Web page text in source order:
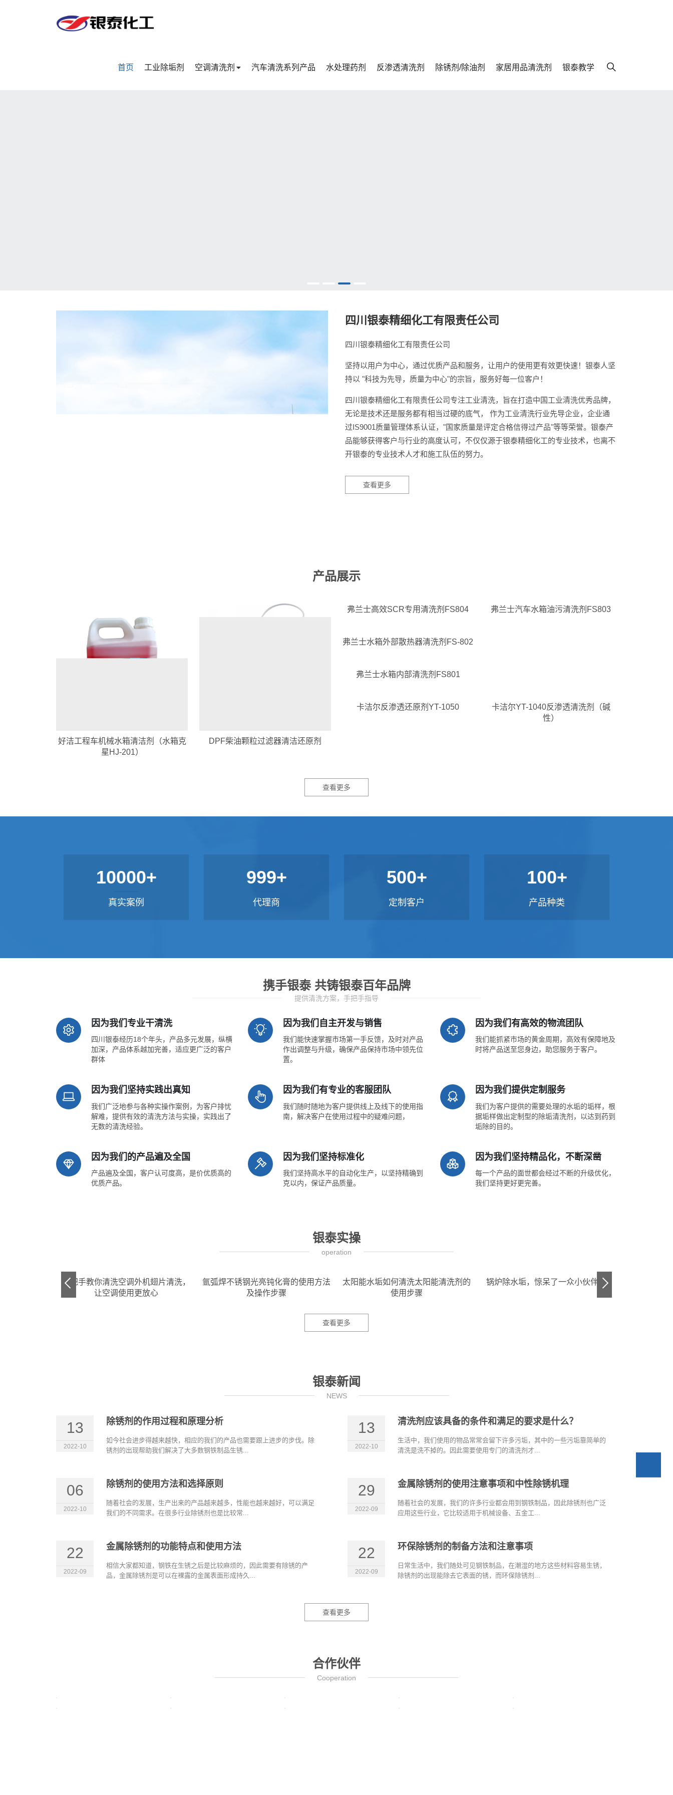
首页 工业除垢剂 空调清洗剂 汽车清洗系列产品 水处理药剂 反渗透清洗剂 除锈剂/除油剂 家居用品清洗剂 银泰教学
四川银泰精细化工有限责任公司
四川银泰精细化工有限责任公司
坚持以用户为中心，通过优质产品和服务，让用户的使用更有效更快速！银泰人坚
持以 "科技为先导，质量为中心"的宗旨，服务好每一位客户！
四川银泰精细化工有限责任公司专注工业清洗，旨在打造中国工业清洗优秀品牌，
无论是技术还是服务都有相当过硬的底气， 作为工业清洗行业先导企业，企业通
过IS9001质量管理体系认证，"国家质量是评定合格信得过产品"等等荣誉。银泰产
品能够获得客户与行业的高度认可，不仅仅源于银泰精细化工的专业技术，也离不
开银泰的专业技术人才和施工队伍的努力。
查看更多
产品展示
好洁工程车机械水箱清洁剂（水箱克
星HJ-201）
DPF柴油颗粒过滤器清洁还原剂
弗兰士高效SCR专用清洗剂FS804 弗兰士汽车水箱油污清洗剂FS803
弗兰士水箱外部散热器清洗剂FS-802
弗兰士水箱内部清洗剂FS801
卡洁尔反渗透还原剂YT-1050
卡洁尔YT-1040反渗透清洗剂（碱
性）
查看更多
10000+
真实案例
999+
代理商
500+
定制客户
100+
产品种类
携手银泰 共铸银泰百年品牌
提供清洗方案，手把手指导
因为我们专业干清洗
四川银泰经历18个年头，产品多元发展，纵横
加深，产品体系越加完善，适应更广泛的客户
群体
因为我们自主开发与销售
我们能快速掌握市场第一手反馈，及时对产品
作出调整与升级，确保产品保持市场中领先位
置。
因为我们有高效的物流团队
我们能抓紧市场的黄金周期，高效有保障地及
时将产品送至您身边，助您服务于客户。
因为我们坚持实践出真知
我们广泛地参与各种实操作案例，为客户排忧
解难，提供有效的清洗方法与实操，实践出了
无数的清洗经验。
因为我们有专业的客服团队
我们随时随地为客户提供线上及线下的使用指
南，解决客户在使用过程中的疑难问题，
因为我们提供定制服务
我们为客户提供的需要处理的水垢的垢样，根
据垢样做出定制型的除垢清洗剂，以达到药到
垢除的目的。
因为我们的产品遍及全国
产品遍及全国，客户认可度高，是价优质高的
优质产品。
因为我们坚持标准化
我们坚持高水平的自动化生产，以坚持精确到
克以内，保证产品质量。
因为我们坚持精品化，不断深凿
每一个产品的面世都会经过不断的升级优化，
我们坚持更好更完善。
银泰实操
operation
四川银泰板换清洗方法及价格 不锈钢
板式换热器
卡洁尔水垢清除剂使用方法,水垢清洗
剂如何操作
中央空调管道除垢效果实验冷却塔冷
凝器除垢清洗现场
家装地暖不热怎么办，解板地暖不热
外墙清洗不再愁，
查看更多
银泰新闻
NEWS
13
2022-10
除锈剂的作用过程和原理分析
如今社会进步得越来越快，相应的我们的产品也需要跟上进步的步伐。除
锈剂的出现帮助我们解决了大多数钢铁制品生锈...
13
2022-10
清洗剂应该具备的条件和满足的要求是什么？
生活中，我们使用的物品常常会留下许多污垢，其中的一些污垢靠简单的
清洗是洗不掉的。因此需要使用专门的清洗剂才...
06
2022-10
除锈剂的使用方法和选择原则
随着社会的发展，生产出来的产品越来越多，性能也越来越好，可以满足
我们的不同需求。在很多行业除锈剂也是比较常...
29
2022-09
金属除锈剂的使用注意事项和中性除锈机理
随着社会的发展，我们的许多行业都会用到钢铁制品，因此除锈剂也广泛
应用这些行业，它比较适用于机械设备、五金工...
22
2022-09
金属除锈剂的功能特点和使用方法
相信大家都知道，钢铁在生锈之后是比较麻烦的，因此需要有除锈的产
品，金属除锈剂是可以在裸露的金属表面形成持久...
22
2022-09
环保除锈剂的制备方法和注意事项
日常生活中，我们随处可见钢铁制品，在潮湿的地方这些材料容易生锈，
除锈剂的出现能除去它表面的锈，而环保除锈剂...
查看更多
合作伙伴
Cooperation